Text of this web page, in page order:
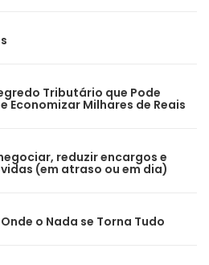
Tributário que Pode
Economizar Milhares de Reais
reduzir encargos e
(em atraso ou em dia)
o Nada se Torna Tudo